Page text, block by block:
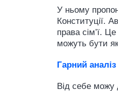
У ньому
Конституції.
права сім’ї.
можуть бути як
Гарний
Від себе можу